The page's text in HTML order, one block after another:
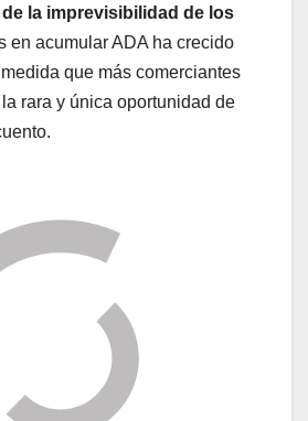
de la imprevisibilidad de los
en acumular ADA ha crecido
que más comerciantes
rara y única oportunidad de